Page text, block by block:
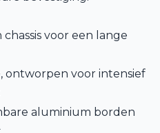
voor een lange
voor intensief
aluminium borden